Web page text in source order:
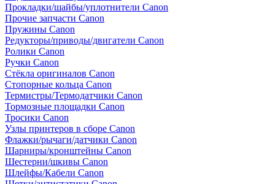
Прокладки/шайбы/уплотнители Canon
Прочие запчасти Canon
Пружины Canon
Редукторы/приводы/двигатели Canon
Ролики Canon
Ручки Canon
Стёкла оригиналов Canon
Стопорные кольца Canon
Термистры/Термодатчики Canon
Тормозные площадки Canon
Тросики Canon
Узлы принтеров в сборе Canon
Флажки/рычаги/датчики Canon
Шарниры/кронштейны Canon
Шестерни/шкивы Canon
Шлейфы/Кабели Canon